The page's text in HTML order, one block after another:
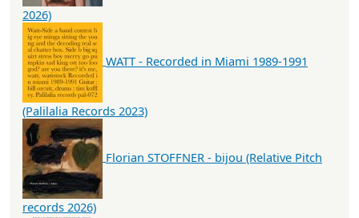
2026)
WATT - Recorded in Miami 1989-1991
(Palilalia Records 2023)
Florian STOFFNER - bijou (Relative Pitch
records 2026)